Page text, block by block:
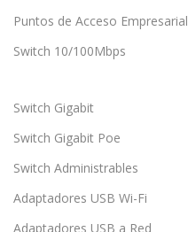
Puntos de Acceso Empresarial
Switch 10/100Mbps
Switch Gigabit
Switch Gigabit Poe
Switch Administrables
Adaptadores USB Wi-Fi
Adaptadores USB a Red